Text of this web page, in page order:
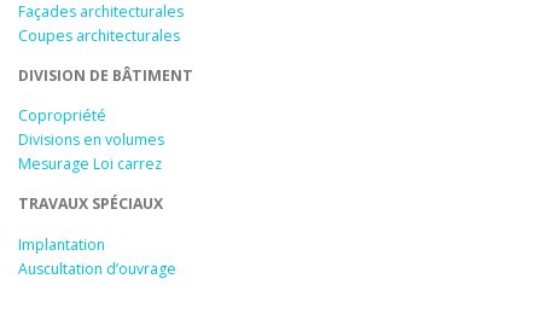
Façades architecturales
Coupes architecturales
DIVISION DE BÂTIMENT
Copropriété
Divisions en volumes
Mesurage Loi carrez
TRAVAUX SPÉCIAUX
Implantation
Auscultation d’ouvrage